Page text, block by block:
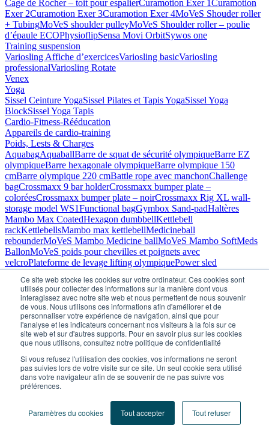
Ce site web stocke les cookies sur votre ordinateur. Ces cookies sont
utilisés pour collecter des informations sur la manière dont vous
interagissez avec notre site web et nous permettent de nous souvenir
de vous. Nous utilisons ces informations afin d'améliorer et de
personnaliser votre expérience de navigation, ainsi que pour
l'analyse et les indicateurs concernant nos visiteurs à la fois sur ce
site web et sur d'autres supports. Pour en savoir plus sur les cookies
que nous utilisons, consultez notre politique de confidentialité
Si vous refusez l'utilisation des cookies, vos informations ne seront
pas suivies lors de votre visite sur ce site. Un seul cookie sera utilisé
dans votre navigateur afin de se souvenir de ne pas suivre vos
préférences.
Paramètres du cookies Tout accepter Tout refuser
Cage de Rocher – toit pour espalierCuramotion Exer 1Curamotion
Exer 2Curamotion Exer 3Curamotion Exer 4MoVeS Shouder roller
+ TubingMoVeS shoulder pulleyMoVeS Shoulder roller – poulie
d’épaule ECOPhysioflipSensa Movi OrbitSywos one
Training suspension
Variosling Affiche d’exercicesVariosling basicVariosling
professionalVariosling Rotate
Venex
Yoga
Sissel Ceinture YogaSissel Pilates et Tapis YogaSissel Yoga
BlockSissel Yoga Tapis
Cardio-Fitness-Rééducation
Appareils de cardio-training
Poids, Lests & Charges
AquabagAquaballBarre de squat de sécurité olympiqueBarre EZ
olympiqueBarre hexagonale olympiqueBarre olympique 150
cmBarre olympique 220 cmBattle rope avec manchonChallenge
bagCrossmaxx 9 bar holderCrossmaxx bumper plate –
coloréesCrossmaxx bumper plate – noirCrossmaxx Rig XL wall-
storage model WS1Functional bagGymbox Sand-padHaltères
Mambo Max CoatedHexagon dumbbellKettlebell
rackKettlebellsMambo max kettlebellMedicineball
rebounderMoVeS Mambo Medicine ballMoVeS Mambo SoftMeds
BallonMoVeS poids pour chevilles et poignets avec
velcroPlateforme de levage lifting olympiquePower sled
(black)Rack haltèresRack haltères avec haltères chromésRevvll
ONE – Endless-ropetrainingRevvll PRO – Endless-
ropetrainingSupport disquesSupport disques – 50mmUnitree
PUMPWall ballYbellYbell ArcVoir tous les produits
Appareils de Musculation
Abductor/Adductor combiCrossmaxx Rig XL half-rack
Crossmaxx Rig XL half-rack S1 + baseplateCrossmaxx Rig XL
half-rack S2 Crossmaxx Rig XL half-rack S2 + baseplateCrossmaxx
XL Dual pulleyDynamed – Poulie Explosive Duo ProDynamed –
Poulie Explosive Duo Pro+Dynamed Banc règlableDynamed leg
pressFauteuil de rééducation du genou quadriergoforme
ClassiqueFitness Multi Adjustable Bench
Functional Trainer VPSKinexo – Bloc 4 fonctionsKINEXO –
Poulie intégrale universelle DK300KINEXO – Poulie universelle
KINEXO – Poulie universelle DK75KINEXO – Poulie